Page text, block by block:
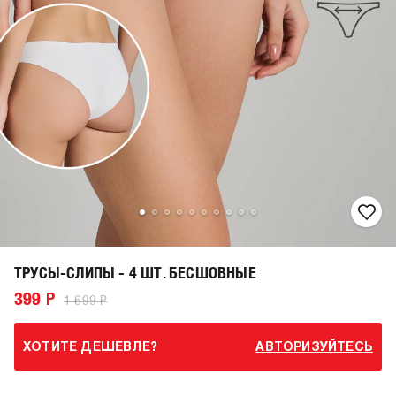
ТРУСЫ-СЛИПЫ - 4 ШТ. БЕСШОВНЫЕ
399 Р 1 699 Р
ХОТИТЕ ДЕШЕВЛЕ? АВТОРИЗУЙТЕСЬ